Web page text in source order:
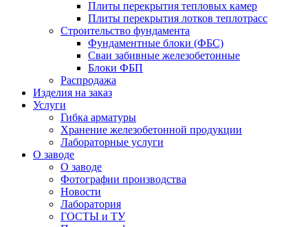
Плиты перекрытия тепловых камер
Плиты перекрытия лотков теплотрасс
Строительство фундамента
Фундаментные блоки (ФБС)
Сваи забивные железобетонные
Блоки ФБП
Распродажа
Изделия на заказ
Услуги
Гибка арматуры
Хранение железобетонной продукции
Лабораторные услуги
О заводе
О заводе
Фотографии производства
Новости
Лаборатория
ГОСТЫ и ТУ